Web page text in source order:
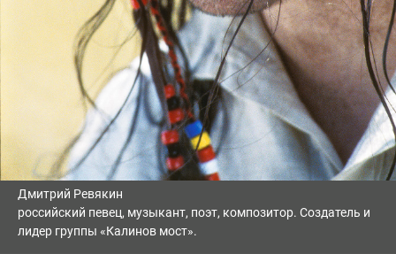
Дмитрий Ревякин
российский певец, музыкант, поэт, композитор. Создатель и
лидер группы «Калинов мост».